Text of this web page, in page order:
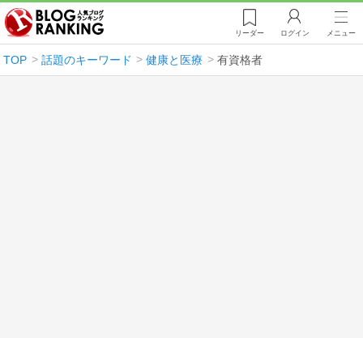
リーダー ログイン メニュー
TOP 話題のキーワード 健康と医療 有資格者